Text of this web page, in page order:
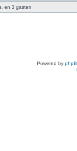
en 3 gasten
Powered by